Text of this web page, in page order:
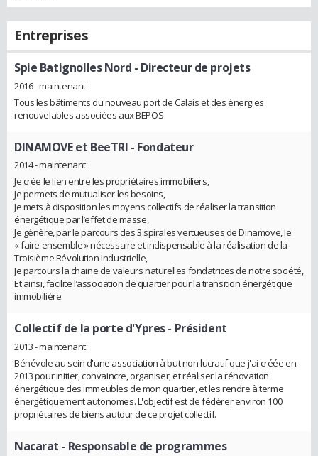
Entreprises
Spie Batignolles Nord - Directeur de projets
2016 - maintenant
Tous les bâtiments du nouveau port de Calais et des énergies
renouvelables associées aux BEPOS
DINAMOVE et BeeTRI - Fondateur
2014 - maintenant
Je crée le lien entre les propriétaires immobiliers,
Je permets de mutualiser les besoins,
Je mets à disposition les moyens collectifs de réaliser la transition
énergétique par l’effet de masse,
Je génère, par le parcours des 3 spirales vertueuses de Dinamove, le
« faire ensemble » nécessaire et indispensable à la réalisation de la
Troisième Révolution Industrielle,
Je parcours la chaine de valeurs naturelles fondatrices de notre société,
Et ainsi, facilite l’association de quartier pour la transition énergétique
immobilière.
Collectif de la porte d'Ypres- Président
2013 - maintenant
Bénévole au sein d'une association à but non lucratif que j'ai créée en
2013 pour initier, convaincre, organiser, et réaliser la rénovation
énergétique des immeubles de mon quartier, et les rendre à terme
énergétiquement autonomes. L'objectif est de fédérer environ 100
propriétaires de biens autour de ce projet collectif.
Nacarat - Responsable de programmes